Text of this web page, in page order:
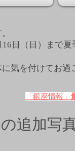
日（日）まで
気を付けてお過
「銀座情報」
追加写